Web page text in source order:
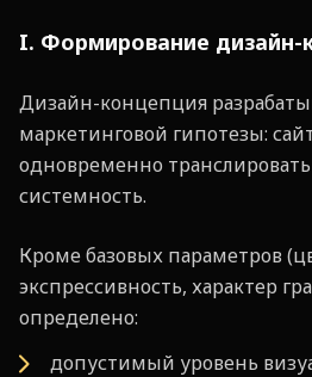
I. Формирование дизайн-
Дизайн-концепция
маркетинговой гипотезы:
одновременно
системность.
Кроме базовых параметров
экспрессивность, характер
определено:
допустимый уровень